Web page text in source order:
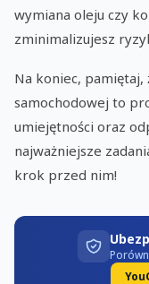
wymiana oleju czy
zminimalizujesz
Na koniec, pamiętaj,
samochodowej to
umiejętności oraz
najważniejsze
krok przed nim!